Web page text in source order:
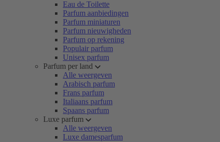
Eau de Toilette
Parfum aanbiedingen
Parfum miniaturen
Parfum nieuwigheden
Parfum op rekening
Populair parfum
Unisex parfum
Parfum per land
Alle weergeven
Arabisch parfum
Frans parfum
Italiaans parfum
Spaans parfum
Luxe parfum
Alle weergeven
Luxe damesparfum